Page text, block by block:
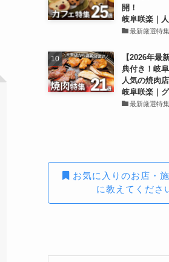
開！
岐阜咲楽｜
最新厳選特集
【2026年最
典付き！岐
人気の焼肉
岐阜咲楽｜
最新厳選特集
お気に入りのお店・
に教えてくださ